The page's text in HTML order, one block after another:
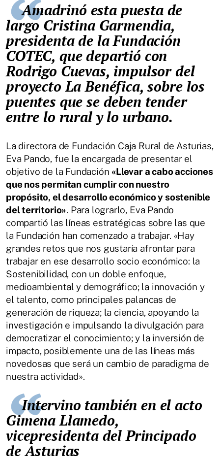
Amadrinó esta puesta de
largo Cristina Garmendia,
presidenta de la Fundación
COTEC, que departió con
Rodrigo Cuevas, impulsor del
proyecto La Benéfica, sobre los
puentes que se deben tender
entre lo rural y lo urbano.
La directora de Fundación Caja Rural de Asturias,
Eva Pando, fue la encargada de presentar el
objetivo de la Fundación «Llevar a cabo acciones
que nos permitan cumplir con nuestro
propósito, el desarrollo económico y sostenible
del territorio». Para lograrlo, Eva Pando
compartió las líneas estratégicas sobre las que
la Fundación han comenzado a trabajar. «Hay
grandes retos que nos gustaría afrontar para
trabajar en ese desarrollo socio económico: la
Sostenibilidad, con un doble enfoque,
medioambiental y demográfico; la innovación y
el talento, como principales palancas de
generación de riqueza; la ciencia, apoyando la
investigación e impulsando la divulgación para
democratizar el conocimiento; y la inversión de
impacto, posiblemente una de las líneas más
novedosas que será un cambio de paradigma de
nuestra actividad».
Intervino también en el acto
Gimena Llamedo,
vicepresidenta del Principado
de Asturias